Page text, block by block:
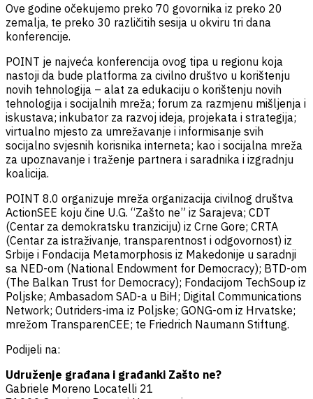
Ove godine očekujemo preko 70 govornika iz preko 20
zemalja, te preko 30 različitih sesija u okviru tri dana
konferencije.
POINT je najveća konferencija ovog tipa u regionu koja
nastoji da bude platforma za civilno društvo u korištenju
novih tehnologija – alat za edukaciju o korištenju novih
tehnologija i socijalnih mreža; forum za razmjenu mišljenja i
iskustava; inkubator za razvoj ideja, projekata i strategija;
virtualno mjesto za umrežavanje i informisanje svih
socijalno svjesnih korisnika interneta; kao i socijalna mreža
za upoznavanje i traženje partnera i saradnika i izgradnju
koalicija.
POINT 8.0 organizuje mreža organizacija civilnog društva
ActionSEE koju čine U.G. “Zašto ne” iz Sarajeva; CDT
(Centar za demokratsku tranziciju) iz Crne Gore; CRTA
(Centar za istraživanje, transparentnost i odgovornost) iz
Srbije i Fondacija Metamorphosis iz Makedonije u saradnji
sa NED-om (National Endowment for Democracy); BTD-om
(The Balkan Trust for Democracy); Fondacijom TechSoup iz
Poljske; Ambasadom SAD-a u BiH; Digital Communications
Network; Outriders-ima iz Poljske; GONG-om iz Hrvatske;
mrežom TransparenCEE; te Friedrich Naumann Stiftung.
Podijeli na:
Udruženje građana i građanki Zašto ne?
Gabriele Moreno Locatelli 21